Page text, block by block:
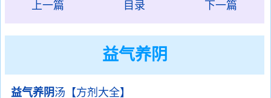
上一篇 目录 下一篇
益气养阴
益气养阴汤【方剂大全】